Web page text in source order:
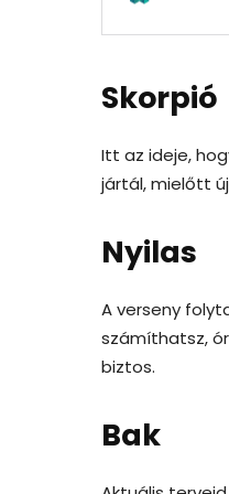
Skorpió
Itt az ideje,
jártál, mielőtt
Nyilas
A verseny
számíthatsz,
biztos.
Bak